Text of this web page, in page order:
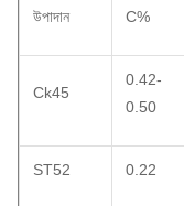
উপাদান C%
Ck45
0.42-
0.50
ST52 0.22